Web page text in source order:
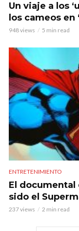
Un viaje a los
los cameos en
948 views 5 min read
ENTRETENIMIENTO
El documental
sido el
237 views 2 min read